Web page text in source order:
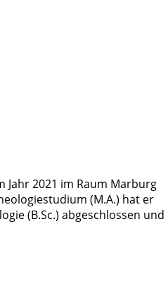
2021 im Raum Marburg
(M.A.) hat er
(B.Sc.) abgeschlossen und